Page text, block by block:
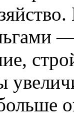
—